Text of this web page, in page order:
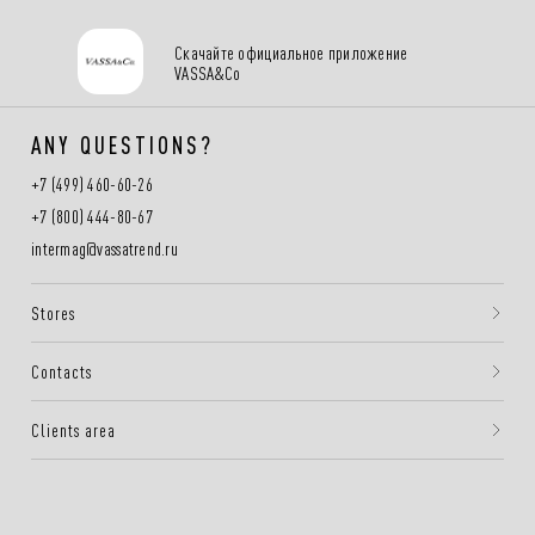
Скачайте официальное приложение
VASSA&Co
ANY QUESTIONS?
+7 (499) 460-60-26
+7 (800) 444-80-67
intermag@vassatrend.ru
Stores
Contacts
Clients area